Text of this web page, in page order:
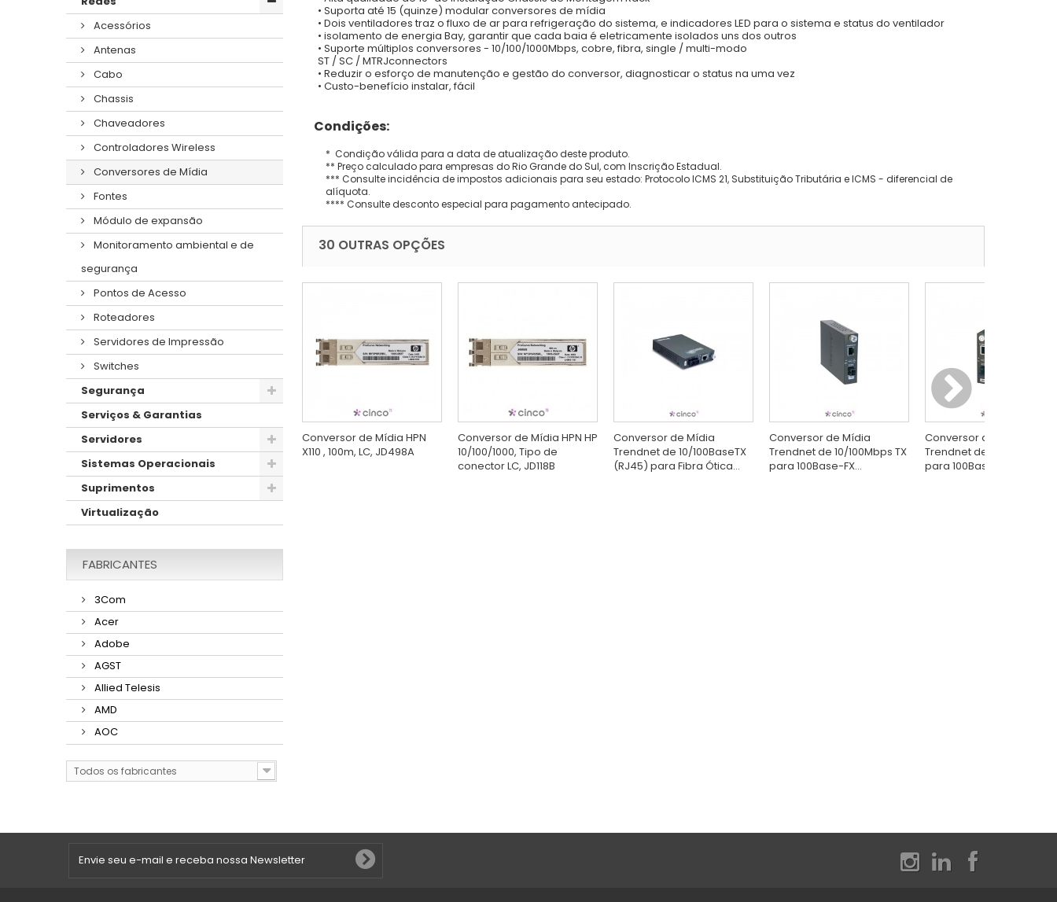
Acessórios
Antenas
Cabo
Chassis
Chaveadores
Controladores Wireless
Conversores de Mídia
Fontes
Módulo de expansão
Monitoramento ambiental e de
segurança
Pontos de Acesso
Roteadores
Servidores de Impressão
Switches
Segurança
Serviços & Garantias
Servidores
Sistemas Operacionais
Suprimentos
Virtualização
FABRICANTES
3Com
Acer
Adobe
AGST
Allied Telesis
AMD
AOC
Todos os fabricantes
• Suporta até 15 (quinze) modular conversores de mídia
• Dois ventiladores traz o fluxo de ar para refrigeração do sistema, e indicadores LED para o sistema e status do ventilador
• isolamento de energia Bay, garantir que cada baia é eletricamente isolados uns dos outros
• Suporte múltiplos conversores - 10/100/1000Mbps, cobre, fibra, single / multi-modo
ST / SC / MTRJconnectors
• Reduzir o esforço de manutenção e gestão do conversor, diagnosticar o status na uma vez
• Custo-benefício instalar, fácil
Condições:
* Condição válida para a data de atualização deste produto.
** Preço calculado para empresas do Rio Grande do Sul, com Inscrição Estadual.
*** Consulte incidência de impostos adicionais para seu estado: Protocolo ICMS 21, Substituição Tributária e ICMS - diferencial de
alíquota.
**** Consulte desconto especial para pagamento antecipado.
30 OUTRAS OPÇÕES
Conversor de Mídia HPN
X110 , 100m, LC, JD498A
Conversor de Mídia HPN HP
10/100/1000, Tipo de
conector LC, JD118B
Conversor de Mídia
Trendnet de 10/100BaseTX
(RJ45) para Fibra Ótica...
Conversor de Mídia
Trendnet de 10/100Mbps TX
para 100Base-FX...
Conversor de Mídia
Trendnet de 10/100BaseTX
para 100BaseFX...